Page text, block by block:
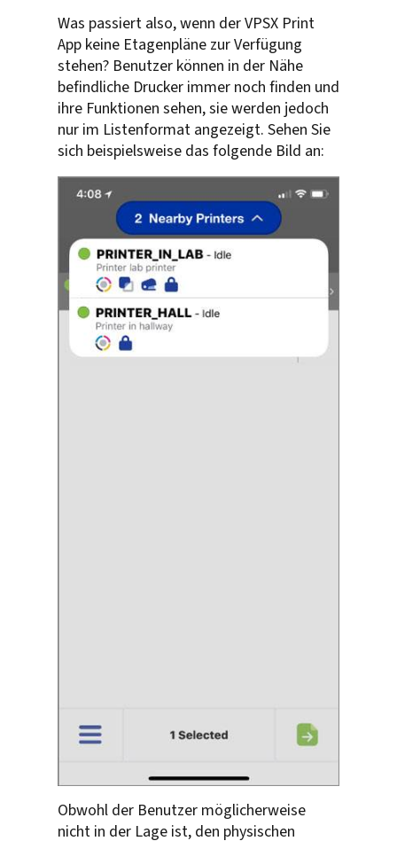
Was passiert also, wenn der VPSX Print
App keine Etagenpläne zur Verfügung
stehen? Benutzer können in der Nähe
befindliche Drucker immer noch finden und
ihre Funktionen sehen, sie werden jedoch
nur im Listenformat angezeigt. Sehen Sie
sich beispielsweise das folgende Bild an:
Obwohl der Benutzer möglicherweise
nicht in der Lage ist, den physischen